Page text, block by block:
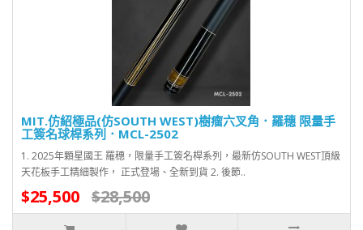
MIT.仿紹極品(仿SOUTH WEST)樹瘤六叉角．羅穗 限量手
工簽名球桿系列．MCL-2502
1. 2025年顆星國王 羅穗，限量手工簽名桿系列，最新仿SOUTH WEST頂級
天花板手工精細製作， 正式登場、全新到貨 2. 後節..
$25,500 $28,500